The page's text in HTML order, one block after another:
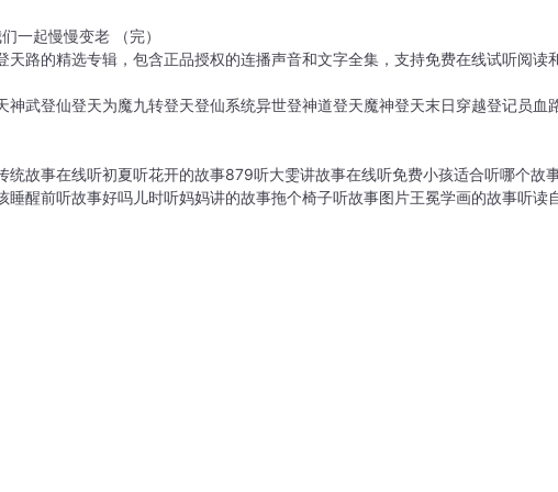
一起慢慢变老 （完）
天路的精选专辑，包含正品授权的连播声音和文字全集，支持免费在线试听阅读
神武登仙登天为魔九转登天登仙系统异世登神道登天魔神登天末日穿越登记员血
统故事在线听初夏听花开的故事879听大雯讲故事在线听免费小孩适合听哪个故
睡醒前听故事好吗儿时听妈妈讲的故事拖个椅子听故事图片王冕学画的故事听读